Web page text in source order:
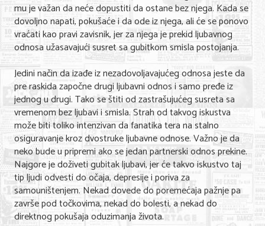
mu je važan da neće dopustiti da ostane bez njega. Kada se
dovoljno napati, pokušaće i da ode iz njega, ali će se ponovo
vraćati kao pravi zavisnik, jer za njega je prekid ljubavnog
odnosa užasavajući susret sa gubitkom smisla postojanja.
Jedini način da izađe iz nezadovoljavajućeg odnosa jeste da
pre raskida započne drugi ljubavni odnos i samo pređe iz
jednog u drugi. Tako se štiti od zastrašujućeg susreta sa
vremenom bez ljubavi i smisla. Strah od takvog iskustva
može biti toliko intenzivan da fanatika tera na stalno
osiguravanje kroz dvostruke ljubavne odnose. Važno je da
neko bude u pripremi ako se jedan partnerski odnos prekine.
Najgore je doživeti gubitak ljubavi, jer će takvo iskustvo taj
tip ljudi odvesti do očaja, depresije i poriva za
samouništenjem. Nekad dovede do poremećaja pažnje pa
završe pod točkovima, nekad do bolesti, a nekad do
direktnog pokušaja oduzimanja života.